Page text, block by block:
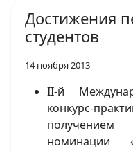
Достижения
студентов
14 ноября 2013
II-й
конкурс-
номинации